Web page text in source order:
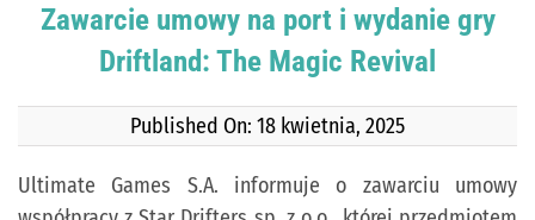
Zawarcie umowy na port i wydanie gry
Driftland: The Magic Revival
Published On: 18 kwietnia, 2025
Ultimate Games S.A. informuje o zawarciu umowy